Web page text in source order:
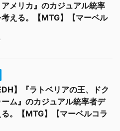
メリカ』のカジュアル統率
える。【MTG】【マーベル
】『ラトベリアの王、ドク
ム』のカジュアル統率者デ
。【MTG】【マーベルコラ